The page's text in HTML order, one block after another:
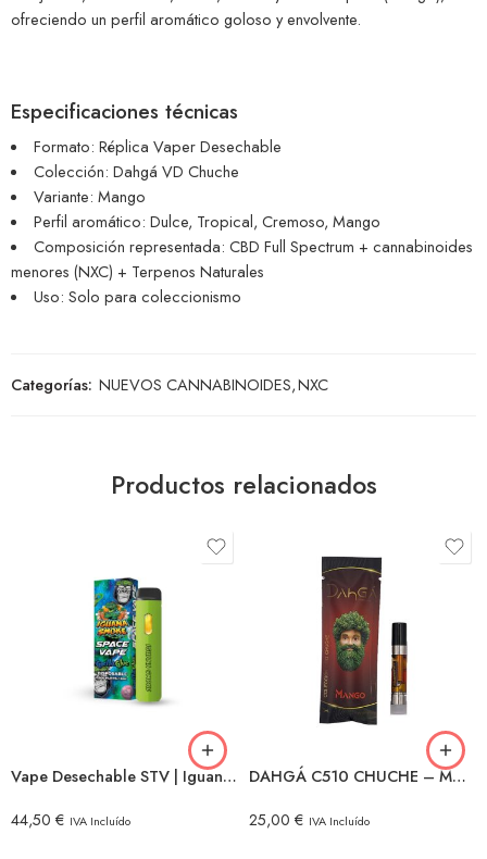
ofreciendo un perfil aromático goloso y envolvente.
Especificaciones técnicas
Formato: Réplica Vaper Desechable
Colección: Dahgá VD Chuche
Variante: Mango
Perfil aromático: Dulce, Tropical, Cremoso, Mango
Composición representada: CBD Full Spectrum + cannabinoides
menores (NXC) + Terpenos Naturales
Uso: Solo para coleccionismo
Categorías: NUEVOS CANNABINOIDES,NXC
Productos relacionados
Vape Desechable STV | Iguana Smoke | Gorilla Glue | 2 ml.
44,50 € IVA Incluído
DAHGÁ C510 CHUCHE – MANGO
25,00 € IVA Incluído